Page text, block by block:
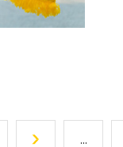
...